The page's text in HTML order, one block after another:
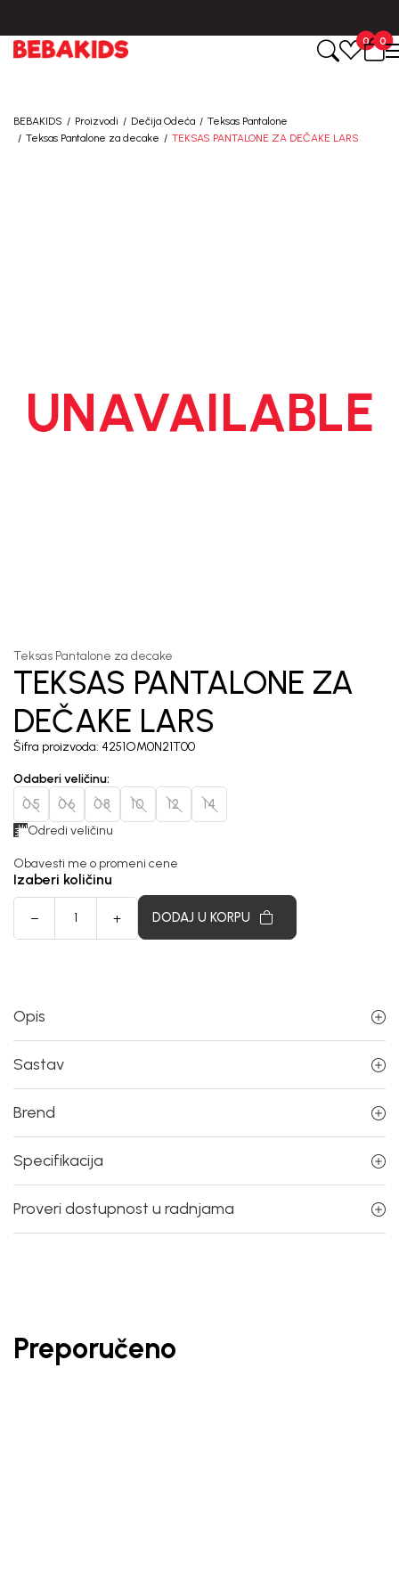
0
0
BEBAKIDS Proizvodi Dečija Odeća
Teksas Pantalone
Teksas Pantalone za decake
TEKSAS PANTALONE ZA DEČAKE LARS
UNAVAILABLE
Teksas Pantalone za decake
TEKSAS PANTALONE ZA
DEČAKE LARS
Šifra proizvoda: 4251OM0N21T00
Odaberi veličinu:
05 06 08 10 12 14
Odredi veličinu
Obavesti me o promeni cene
Izaberi količinu
DODAJ U KORPU
Opis
Sastav
Brend
Specifikacija
Proveri dostupnost u radnjama
Preporučeno